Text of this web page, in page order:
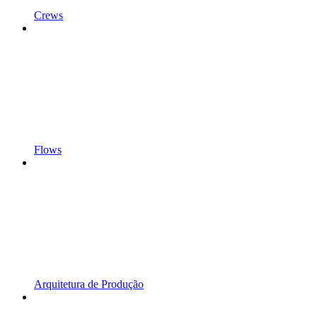
Crews
Flows
Arquitetura de Produção